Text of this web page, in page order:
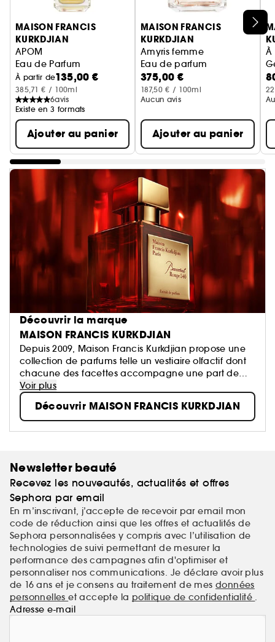
Ignorer le carrousel produits
MAISON FRANCIS
KURKDJIAN
APOM
Eau de Parfum
À partir de135,00 €
385,71 € / 100ml
6avis
Existe en 3 formats
Ajouter au panier
MAISON FRANCIS
KURKDJIAN
Amyris femme
Eau de parfum
375,00 €
187,50 € / 100ml
Aucun avis
Ajouter au panier
À
Découvrir la marque
MAISON FRANCIS KURKDJIAN
Depuis 2009, Maison Francis Kurkdjian propose une
collection de parfums telle un vestiaire olfactif dont
chacune des facettes accompagne une part de
nous-mêmes.
Parfumeur contemporain parmi les plus célébrés,
Francis Kurkdjian a imaginé un territoire d'expression
d'un perfectionnisme sensuel et délicat.
Voir plus
Découvrir MAISON FRANCIS KURKDJIAN
Newsletter beauté
Recevez les nouveautés, actualités et offres
Sephora par email
En m’inscrivant, j’accepte de recevoir par email mon
code de réduction ainsi que les offres et actualités de
Sephora personnalisées y compris avec l’utilisation de
technologies de suivi permettant de mesurer la
performance des campagnes afin d'optimiser et
personnaliser nos communications. Je déclare avoir plus
de 16 ans et je consens au traitement de mes données
personnelleset accepte la politique de confidentialité .
Adresse e-mail